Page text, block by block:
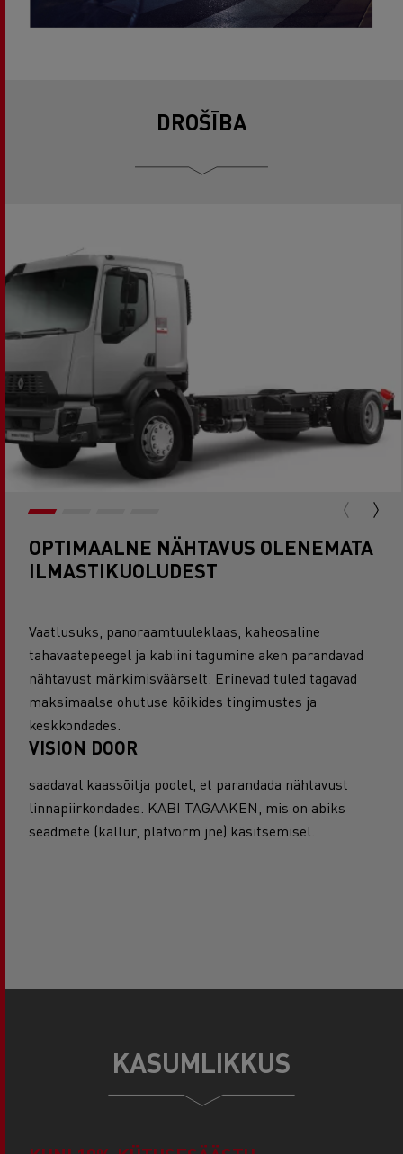
DROŠĪBA
OPTIMAALNE NÄHTAVUS OLENEMATA
ILMASTIKUOLUDEST
Vaatlusuks, panoraamtuuleklaas, kaheosaline
tahavaatepeegel ja kabiini tagumine aken parandavad
nähtavust märkimisväärselt. Erinevad tuled tagavad
maksimaalse ohutuse kõikides tingimustes ja
keskkondades.
VISION DOOR
saadaval kaassõitja poolel, et parandada nähtavust
linnapiirkondades. KABI TAGAAKEN, mis on abiks
seadmete (kallur, platvorm jne) käsitsemisel.
KASUMLIKKUS